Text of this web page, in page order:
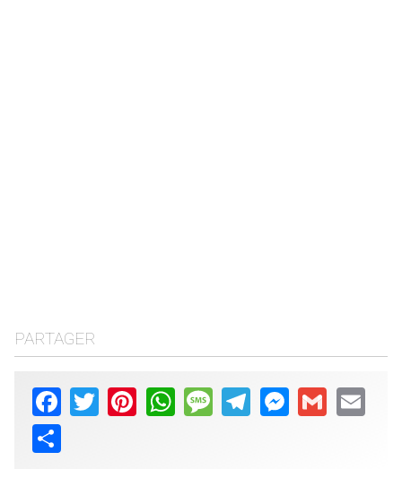
PARTAGER
Facebook
Twitter PinterestWhatsAppMessageTelegramMessenger
Gmail Email
Share